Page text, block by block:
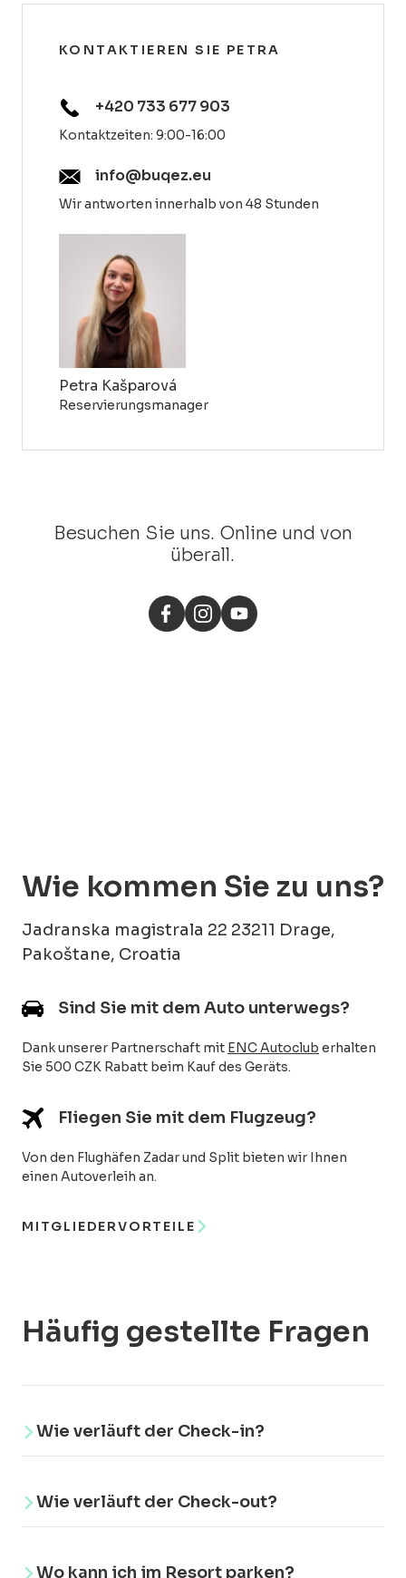
KONTAKTIEREN SIE PETRA
+420 733 677 903
Kontaktzeiten: 9:00-16:00
info@buqez.eu
Wir antworten innerhalb von 48 Stunden
Petra Kašparová
Reservierungsmanager
Besuchen Sie uns. Online und von
überall.
Wie kommen Sie zu uns?
Jadranska magistrala 22 23211 Drage,
Pakoštane, Croatia
Sind Sie mit dem Auto unterwegs?
Dank unserer Partnerschaft mit ENC Autoclub erhalten
Sie 500 CZK Rabatt beim Kauf des Geräts.
Fliegen Sie mit dem Flugzeug?
Von den Flughäfen Zadar und Split bieten wir Ihnen
einen Autoverleih an.
MITGLIEDERVORTEILE
Häufig gestellte Fragen
Wie verläuft der Check-in?
Rezeption des Buqez Resorts
ferngesteuert geöffnet, nicht automatisch.
Wie verläuft der Check-out?
Wo kann ich im Resort parken?